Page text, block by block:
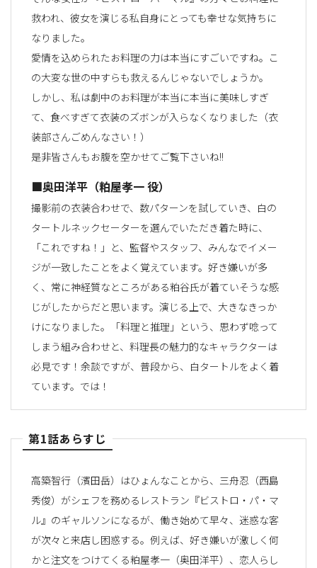
救われ、彼女を演じる私自身にとっても幸せな気持ちに
なりました。
愛情を込められたお料理の力は本当にすごいですね。こ
の大変な世の中すらも救えるんじゃないでしょうか。
しかし、私は劇中のお料理が本当に本当に美味しすぎ
て、食べすぎて衣装のズボンが入らなくなりました（衣
装部さんごめんなさい！）
是非皆さんもお腹を空かせてご覧下さいね!!
■奥田洋平（粕屋孝一 役）
撮影前の衣装合わせで、数パターンを試していき、白の
タートルネックセーターを選んでいただき着た時に、
「これですね！」と、監督やスタッフ、みんなでイメー
ジが一致したことをよく覚えています。好き嫌いが多
く、常に神経質なところがある粕谷氏が着ていそうな感
じがしたからだと思います。演じる上で、大きなきっか
けになりました。「料理と推理」という、思わず唸って
しまう組み合わせと、料理長の魅力的なキャラクターは
必見です！余談ですが、普段から、白タートルをよく着
ています。では！
第1話あらすじ
高築智行（濱田岳）はひょんなことから、三舟忍（西島
秀俊）がシェフを務めるレストラン『ビストロ・パ・マ
ル』のギャルソンになるが、働き始めて早々、迷惑な客
が次々と来店し困惑する。例えば、好き嫌いが激しく何
かと注文をつけてくる粕屋孝一（奥田洋平）、恋人らし